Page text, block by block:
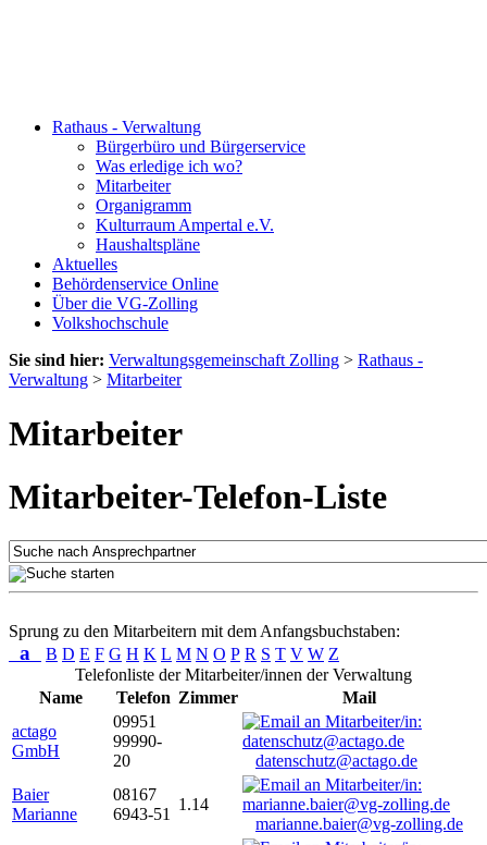
Rathaus - Verwaltung
Bürgerbüro und Bürgerservice
Was erledige ich wo?
Mitarbeiter
Organigramm
Kulturraum Ampertal e.V.
Haushaltspläne
Aktuelles
Behördenservice Online
Über die VG-Zolling
Volkshochschule
Sie sind hier: Verwaltungsgemeinschaft Zolling > Rathaus -
Verwaltung > Mitarbeiter
Mitarbeiter
Mitarbeiter-Telefon-Liste
Sprung zu den Mitarbeitern mit dem Anfangsbuchstaben:
a B D E F G H K L M N O P R S T V W Z
Telefonliste der Mitarbeiter/innen der Verwaltung
Name
Telefon Zimmer
Mail
actago
GmbH
09951
99990-
20
datenschutz@actago.de
Baier
Marianne
08167
6943-51
1.14
marianne.baier@vg-zolling.de